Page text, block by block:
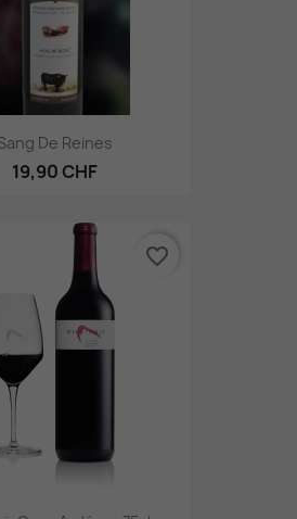
De Reines
19,90 CHF
favorite_border